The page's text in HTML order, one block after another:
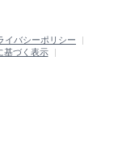
イバシーポリシー
基づく表示